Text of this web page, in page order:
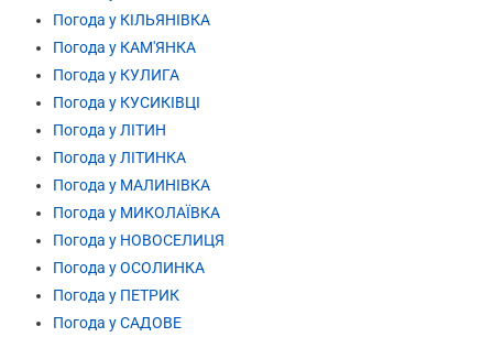
Погода у КІЛЬЯНІВКА
Погода у КАМ'ЯНКА
Погода у КУЛИГА
Погода у КУСИКІВЦІ
Погода у ЛІТИН
Погода у ЛІТИНКА
Погода у МАЛИНІВКА
Погода у МИКОЛАЇВКА
Погода у НОВОСЕЛИЦЯ
Погода у ОСОЛИНКА
Погода у ПЕТРИК
Погода у САДОВЕ